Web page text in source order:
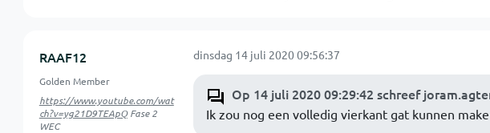
RAAF12
Golden Member
https://www.youtube.com/wat
ch?v=yg21D9TEApQFase 2
WEC
dinsdag 14 juli 2020 09:56:37
Op 14 juli 2020 09:29:42 schreef
Ik zou nog een volledig vierkant gat kunnen